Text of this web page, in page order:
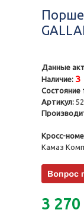
Данные
Наличие: 3
Состояние
Артикул:
Кросс-
Камаз
3 270